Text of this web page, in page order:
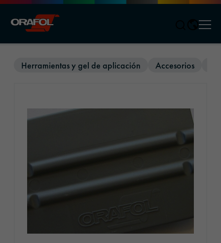
Herramientas y gel de aplicación Accesorios